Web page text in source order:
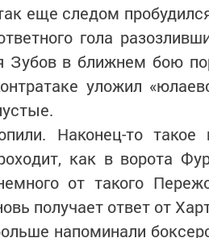
еще следом
гола
Зубов в ближнем бою
уложил
Наконец-то
как в ворота
от такого
получает ответ от
напоминали